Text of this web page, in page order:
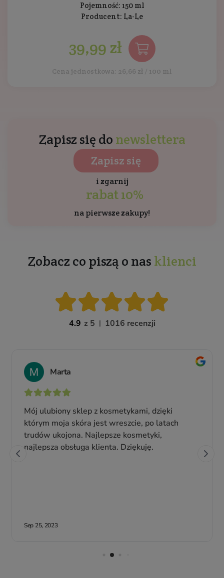
Pojemność: 150 ml
Producent: La-Le
39,99 zł
Cena jednostkowa: 26,66 zł / 100 ml
Zapisz się do newslettera
Zapisz się
i zgarnij
rabat 10%
na pierwsze zakupy!
Zobacz co piszą o nas klienci